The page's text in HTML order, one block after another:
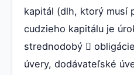
kapitál (dlh, ktorý musí
cudzieho kapitálu je
strednodobý 
úvery, dodávateľské